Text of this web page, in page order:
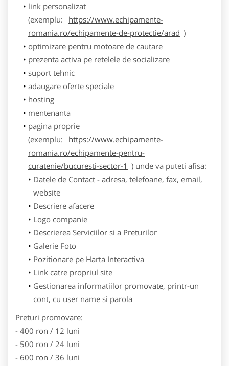
link personalizat
(exemplu:
https://www.echipamente-
romania.ro/echipamente-de-protectie/arad )
optimizare pentru motoare de cautare
prezenta activa pe retelele de socializare
suport tehnic
adaugare oferte speciale
hosting
mentenanta
pagina proprie
(exemplu:
https://www.echipamente-
romania.ro/echipamente-pentru-
curatenie/bucuresti-sector-1 ) unde va puteti afisa:
Datele de Contact - adresa, telefoane, fax, email,
website
Descriere afacere
Logo companie
Descrierea Serviciilor si a Preturilor
Galerie Foto
Pozitionare pe Harta Interactiva
Link catre propriul site
Gestionarea informatiilor promovate, printr-un
cont, cu user name si parola
Preturi promovare:
- 400 ron / 12 luni
- 500 ron / 24 luni
- 600 ron / 36 luni